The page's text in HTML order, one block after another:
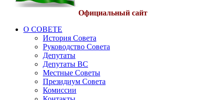
Официальный сайт
О СОВЕТЕ
История Совета
Руководство Совета
Депутаты
Депутаты ВС
Местные Советы
Президиум Совета
Комиссии